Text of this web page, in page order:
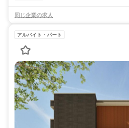
同じ企業の求人
アルバイト・パート